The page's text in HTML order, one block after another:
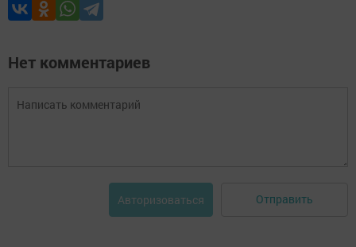
Нет комментариев
Авторизоваться Отправить